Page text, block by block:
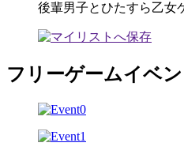
後輩男子とひたすら乙女
フリーゲームイベン